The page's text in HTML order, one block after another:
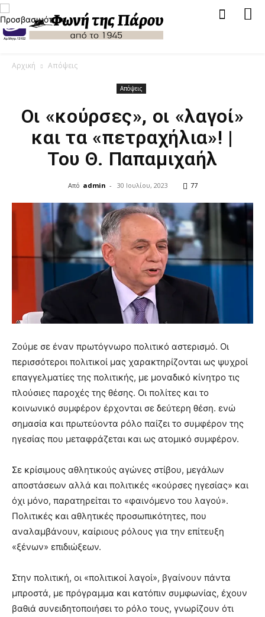
Αρχική Απόψεις
Απόψεις
Οι «κούρσες», οι «λαγοί»
και τα «πετραχήλια»! |
Του Θ. Παπαμιχαήλ
Από admin - 30 Ιουλίου, 2023 77
Ζούμε σε έναν πρωτόγνωρο πολιτικό αστερισμό. Οι
περισσότεροι πολιτικοί μας χαρακτηρίζονται ως ψυχροί
επαγγελματίες της πολιτικής, με μοναδικό κίνητρο τις
πλούσιες παροχές της θέσης. Οι πολίτες και το
κοινωνικό συμφέρον έρχονται σε δεύτερη θέση. ενώ
σημασία και πρωτεύοντα ρόλο παίζει το συμφέρον της
ηγεσίας που μεταφράζεται και ως ατομικό συμφέρον.
Σε κρίσιμους αθλητικούς αγώνες στίβου, μεγάλων
αποστάσεων αλλά και πολιτικές «κούρσες ηγεσίας» και
όχι μόνο, παρατηρείται το «φαινόμενο του λαγού».
Πολιτικές και αθλητικές προσωπικότητες, που
αναλαμβάνουν, καίριους ρόλους για την επίτευξη
«ξένων» επιδιώξεων.
Στην πολιτική, οι «πολιτικοί λαγοί», βγαίνουν πάντα
μπροστά, με πρόγραμμα και κατόπιν συμφωνίας, έχουν
βαθιά συνειδητοποιήσει το ρόλο τους, γνωρίζουν ότι